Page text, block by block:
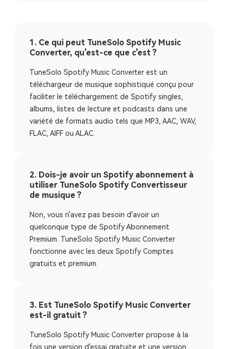
1. Ce qui peut TuneSolo Spotify Music
Converter, qu'est-ce que c'est ?
TuneSolo Spotify Music Converter est un
téléchargeur de musique sophistiqué conçu pour
faciliter le téléchargement de Spotify singles,
albums, listes de lecture et podcasts dans une
variété de formats audio tels que MP3, AAC, WAV,
FLAC, AIFF ou ALAC.
2. Dois-je avoir un Spotify abonnement à
utiliser TuneSolo Spotify Convertisseur
de musique ?
Non, vous n'avez pas besoin d'avoir un
quelconque type de Spotify Abonnement
Premium. TuneSolo Spotify Music Converter
fonctionne avec les deux Spotify Comptes
gratuits et premium.
3. Est TuneSolo Spotify Music Converter
est-il gratuit ?
TuneSolo Spotify Music Converter propose à la
fois une version d'essai gratuite et une version